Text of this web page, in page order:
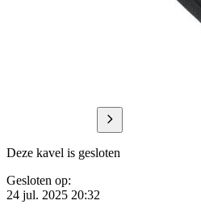
Deze kavel is gesloten
Gesloten op:
24 jul. 2025 20:32